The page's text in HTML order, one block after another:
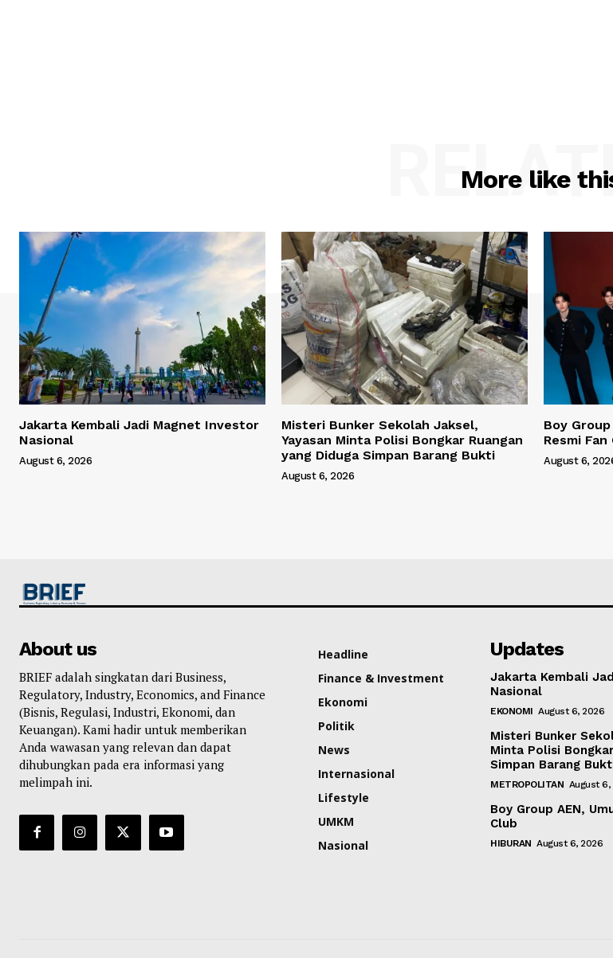
More like
Jakarta Kembali Jadi Magnet Investor
Nasional
August 6, 2026
Misteri Bunker Sekolah Jaksel,
Yayasan Minta Polisi Bongkar Ruangan
yang Diduga Simpan Barang Bukti
August 6, 2026
Boy Group
Resmi Fan
August 6,
About us
BRIEF adalah singkatan dari Business,
Regulatory, Industry, Economics, and Finance
(Bisnis, Regulasi, Industri, Ekonomi, dan
Keuangan). Kami hadir untuk memberikan
Anda wawasan yang relevan dan dapat
dihubungkan pada era informasi yang
melimpah ini.
Headline
Finance & Investment
Ekonomi
Politik
News
Internasional
Lifestyle
UMKM
Nasional
Updates
Jakarta Kembali
Nasional
EKONOMI August 6, 2026
Misteri Bunker
Minta Polisi
Simpan Barang
METROPOLITAN August 6,
Boy Group AEN,
Club
HIBURAN August 6, 2026